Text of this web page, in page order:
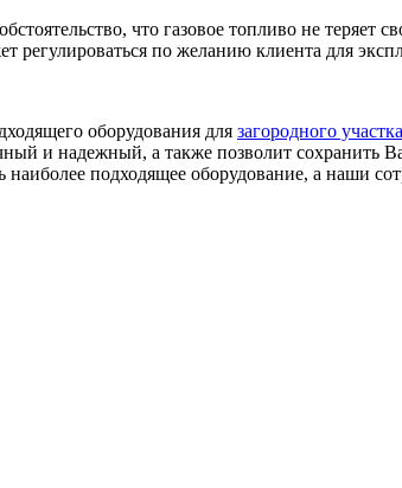
что газовое топливо не
регулироваться по желанию клиента для
оборудования для загородного участка
и надежный, а также позволит
подходящее оборудование, а наши